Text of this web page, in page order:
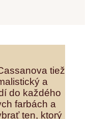
tiež
a
do každého
farbách a
ten, ktorý